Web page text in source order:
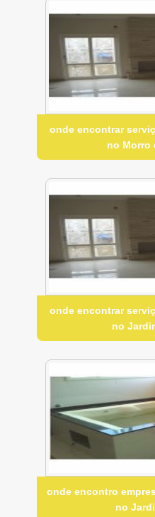
onde encontrar
no Morro
onde encontrar
no
onde encontro
no